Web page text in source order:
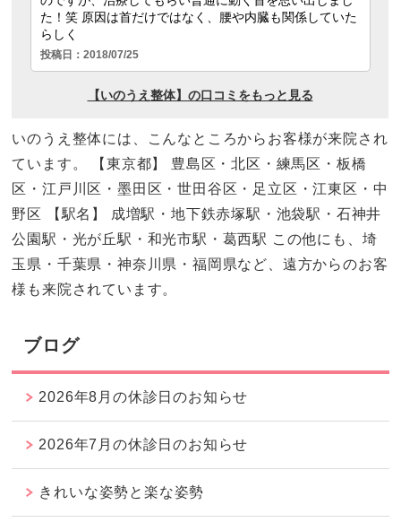
いのうえ整体には、こんなところからお客様が来院され
ています。 【東京都】 豊島区・北区・練馬区・板橋
区・江戸川区・墨田区・世田谷区・足立区・江東区・中
野区 【駅名】 成増駅・地下鉄赤塚駅・池袋駅・石神井
公園駅・光が丘駅・和光市駅・葛西駅 この他にも、埼
玉県・千葉県・神奈川県・福岡県など、遠方からのお客
様も来院されています。
ブログ
2026年8月の休診日のお知らせ
2026年7月の休診日のお知らせ
きれいな姿勢と楽な姿勢